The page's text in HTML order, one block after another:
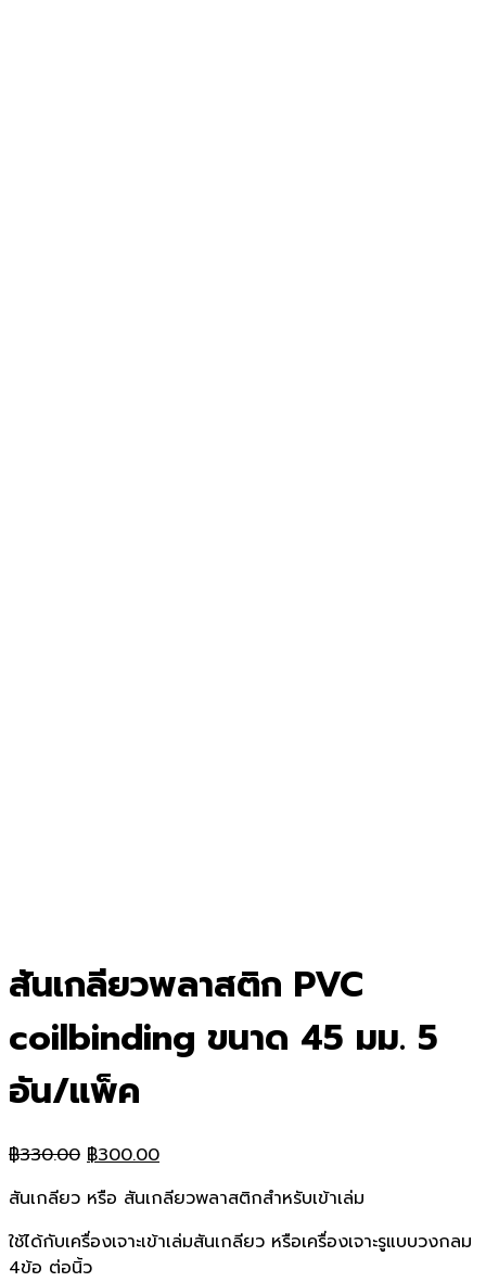
สันเกลียวพลาสติก PVC
coilbinding ขนาด 45 มม. 5
อัน/แพ็ค
฿330.00 Original
was:
฿330.00.
฿300.00Current
is:
฿300.00.
สันเกลียว หรือ สันเกลียวพลาสติกสำหรับเข้าเล่ม
ใช้ได้กับเครื่องเจาะเข้าเล่มสันเกลียว หรือเครื่องเจาะรูแบบวงกลม
4ข้อ ต่อนิ้ว